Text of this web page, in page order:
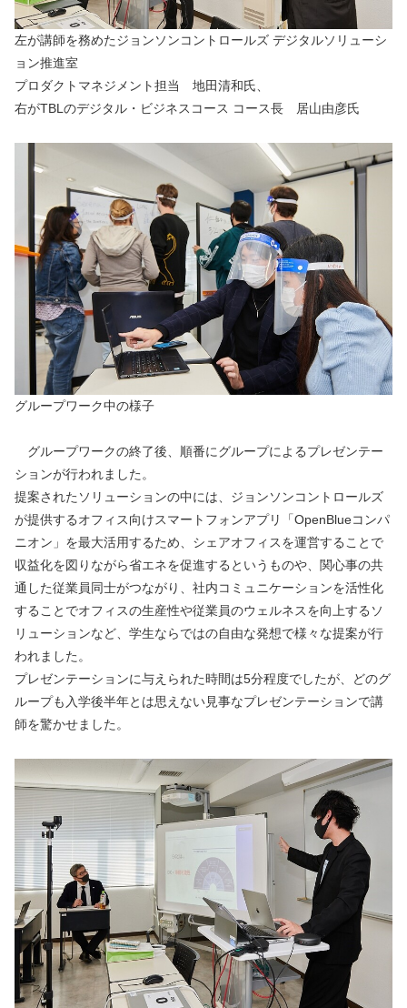
左が講師を務めたジョンソンコントロールズ デジタルソリューシ
ョン推進室
プロダクトマネジメント担当　地田清和氏、
右がTBLのデジタル・ビジネスコース コース長　居山由彦氏
グループワーク中の様子
グループワークの終了後、順番にグループによるプレゼンテー
ションが行われました。
提案されたソリューションの中には、ジョンソンコントロールズ
が提供するオフィス向けスマートフォンアプリ「OpenBlueコンパ
ニオン」を最大活用するため、シェアオフィスを運営することで
収益化を図りながら省エネを促進するというものや、関心事の共
通した従業員同士がつながり、社内コミュニケーションを活性化
することでオフィスの生産性や従業員のウェルネスを向上するソ
リューションなど、学生ならではの自由な発想で様々な提案が行
われました。
プレゼンテーションに与えられた時間は5分程度でしたが、どのグ
ループも入学後半年とは思えない見事なプレゼンテーションで講
師を驚かせました。